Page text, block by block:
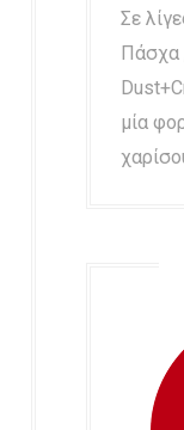
Σε
Πάσχα
μία